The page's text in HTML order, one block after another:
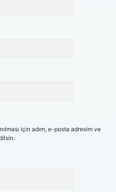
için adım, e-posta adresim ve